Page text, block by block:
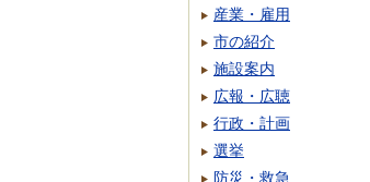
産業・雇用
市の紹介
施設案内
広報・広聴
行政・計画
選挙
防災・救急